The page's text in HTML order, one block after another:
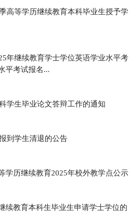
高等学历继续教育本科毕业生授予学
年继续教育学士学位英语学业水平考
平考试报名...
学生毕业论文答辩工作的通知
到学生清退的公告
学历继续教育2025年校外教学点公示
续教育本科生毕业生申请学士学位的